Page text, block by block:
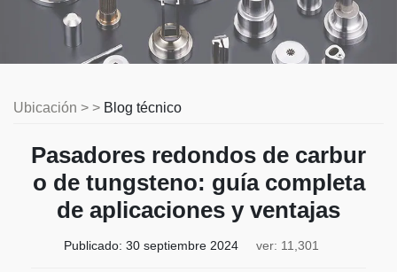
Ubicación > > Blog técnico
Pasadores redondos de carbur
o de tungsteno: guía completa
de aplicaciones y ventajas
Publicado: 30 septiembre 2024 ver: 11,301